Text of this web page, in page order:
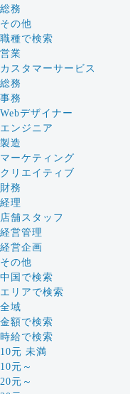
総務
その他
職種で検索
営業
カスタマーサービス
総務
事務
Webデザイナー
エンジニア
製造
マーケティング
クリエイティブ
財務
経理
店舗スタッフ
経営管理
経営企画
その他
中国で検索
エリアで検索
全域
金額で検索
時給で検索
10元 未満
10元～
20元～